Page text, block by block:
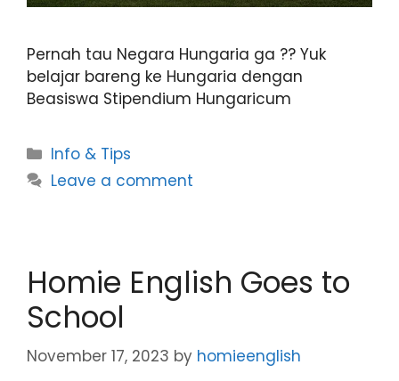
Pernah tau Negara Hungaria ga ?? Yuk
belajar bareng ke Hungaria dengan
Beasiswa Stipendium Hungaricum
Info & Tips
Leave a comment
Homie English Goes to
School
November 17, 2023 by homieenglish